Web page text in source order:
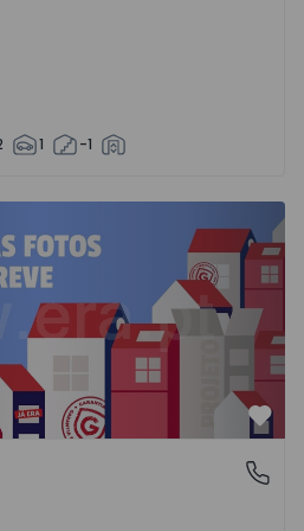
1 -1
- 1575504 - 1